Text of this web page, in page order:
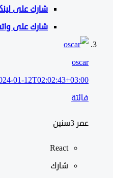
شارك على لينكد إن
شارك على واتس آب
2024-01-12T02:02:43+03:00
React
شارك